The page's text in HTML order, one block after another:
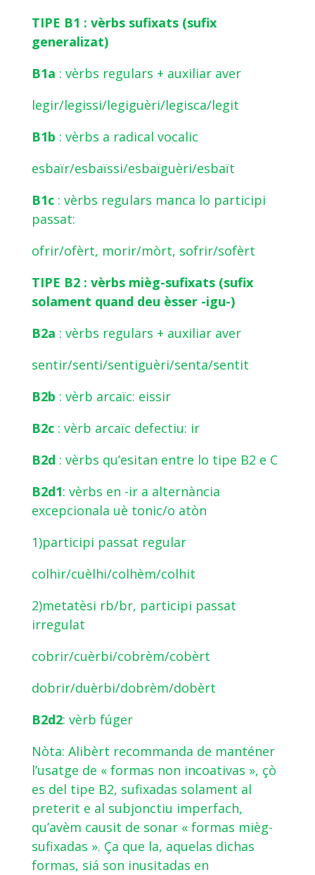
TIPE B1 : vèrbs sufixats (sufix
generalizat)
B1a : vèrbs regulars + auxiliar aver
legir/legissi/legiguèri/legisca/legit
B1b : vèrbs a radical vocalic
esbaïr/esbaïssi/esbaïguèri/esbaït
B1c: vèrbs regulars manca lo participi
passat:
ofrir/ofèrt, morir/mòrt, sofrir/sofèrt
TIPE B2 : vèrbs mièg-sufixats (sufix
solament quand deu èsser -igu-)
B2a : vèrbs regulars + auxiliar aver
sentir/senti/sentiguèri/senta/sentit
B2b : vèrb arcaïc: eissir
B2c: vèrb arcaïc defectiu: ir
B2d : vèrbs qu’esitan entre lo tipe B2 e C
B2d1: vèrbs en -ir a alternància
excepcionala uè tonic/o atòn
1)participi passat regular
colhir/cuèlhi/colhèm/colhit
2)metatèsi rb/br, participi passat
irregulat
cobrir/cuèrbi/cobrèm/cobèrt
dobrir/duèrbi/dobrèm/dobèrt
B2d2: vèrb fúger
Nòta: Alibèrt recommanda de manténer
l’usatge de « formas non incoativas », çò
es del tipe B2, sufixadas solament al
preterit e al subjonctiu imperfach,
qu’avèm causit de sonar « formas mièg-
sufixadas ». Ça que la, aquelas dichas
formas, siá son inusitadas en